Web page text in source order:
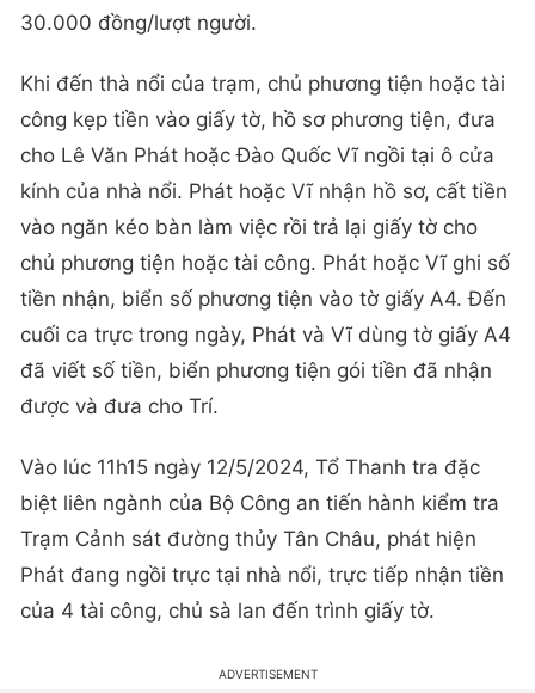
30.000 đồng/lượt người.
Khi đến thà nổi của trạm, chủ phương tiện hoặc tài
công kẹp tiền vào giấy tờ, hồ sơ phương tiện, đưa
cho Lê Văn Phát hoặc Đào Quốc Vĩ ngồi tại ô cửa
kính của nhà nổi. Phát hoặc Vĩ nhận hồ sơ, cất tiền
vào ngăn kéo bàn làm việc rồi trả lại giấy tờ cho
chủ phương tiện hoặc tài công. Phát hoặc Vĩ ghi số
tiền nhận, biển số phương tiện vào tờ giấy A4. Đến
cuối ca trực trong ngày, Phát và Vĩ dùng tờ giấy A4
đã viết số tiền, biển phương tiện gói tiền đã nhận
được và đưa cho Trí.
Vào lúc 11h15 ngày 12/5/2024, Tổ Thanh tra đặc
biệt liên ngành của Bộ Công an tiến hành kiểm tra
Trạm Cảnh sát đường thủy Tân Châu, phát hiện
Phát đang ngồi trực tại nhà nổi, trực tiếp nhận tiền
của 4 tài công, chủ sà lan đến trình giấy tờ.